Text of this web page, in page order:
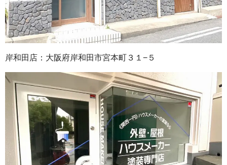
岸和田店：大阪府岸和田市宮本町３１−５